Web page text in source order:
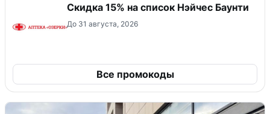
Скидка 15% на список Нэйчес Баунти
До 31 августа, 2026
Все промокоды